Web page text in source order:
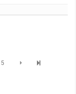
5